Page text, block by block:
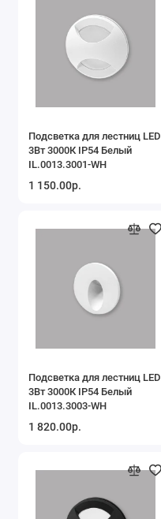
Подсветка для лестниц LED
3Вт 3000К IP54 Белый
IL.0013.3001-WH
1 150.00р.
Подсветка для лестниц LED
3Вт 3000К IP54 Белый
IL.0013.3003-WH
1 820.00р.